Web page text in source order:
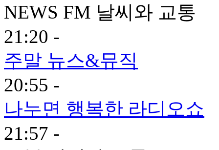
NEWS FM 날씨와 교통
21:20 -
주말 뉴스&뮤직
20:55 -
나누면 행복한 라디오쇼
21:57 -